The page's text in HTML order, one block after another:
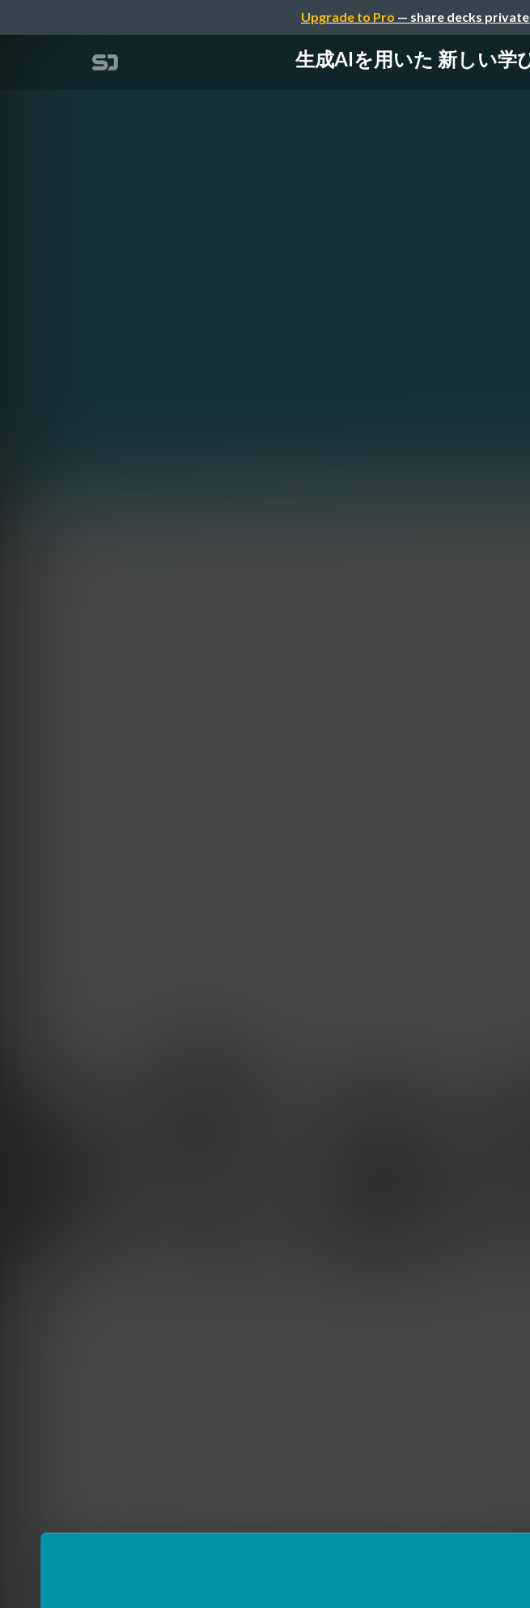
Upgrade to Pro — share decks
生成AIを用いた 新しい学